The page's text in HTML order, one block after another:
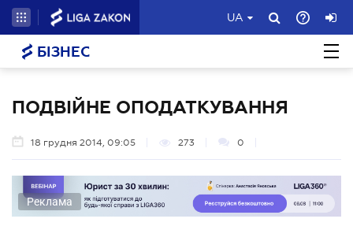
UA
БІЗНЕС
ПОДВІЙНЕ ОПОДАТКУВАННЯ
18 грудня 2014, 09:05 273 0
Реклама